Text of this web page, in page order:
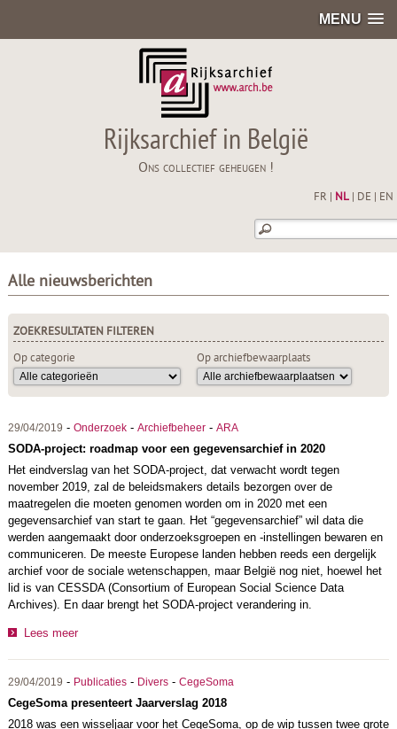
MENU
Rijksarchief in België
Ons collectief geheugen !
FR NL| DE EN
Alle nieuwsberichten
ZOEKRESULTATEN FILTEREN
Op categorie
Op archiefbewaarplaats
29/04/2019 - Onderzoek- Archiefbeheer- ARA
SODA-project: roadmap voor een gegevensarchief in 2020
Het eindverslag van het SODA-project, dat verwacht wordt tegen
november 2019, zal de beleidsmakers details bezorgen over de
maatregelen die moeten genomen worden om in 2020 met een
gegevensarchief van start te gaan. Het “gegevensarchief” wil data die
werden aangemaakt door onderzoeksgroepen en -instellingen bewaren en
communiceren. De meeste Europese landen hebben reeds een dergelijk
archief voor de sociale wetenschappen, maar België nog niet, hoewel het
lid is van CESSDA (Consortium of European Social Science Data
Archives). En daar brengt het SODA-project verandering in.
Lees meer
29/04/2019 - Publicaties- Divers- CegeSoma
CegeSoma presenteert Jaarverslag 2018
2018 was een wisseljaar voor het CegeSoma, op de wip tussen twee grote